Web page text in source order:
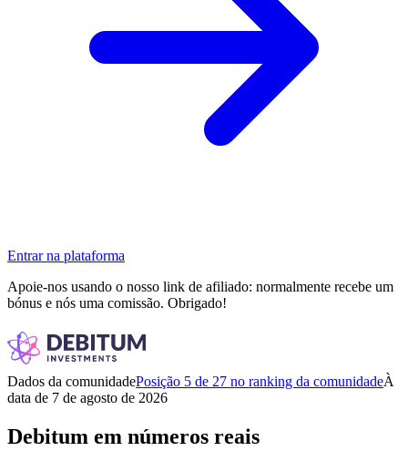
Entrar na plataforma
Apoie-nos usando o nosso link de afiliado: normalmente recebe um
bónus e nós uma comissão. Obrigado!
Dados da comunidadePosição 5 de 27 no ranking da comunidadeÀ
data de 7 de agosto de 2026
Debitum em números reais